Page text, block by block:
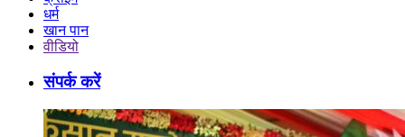
धर्म
खान पान
वीडियो
संपर्क करें